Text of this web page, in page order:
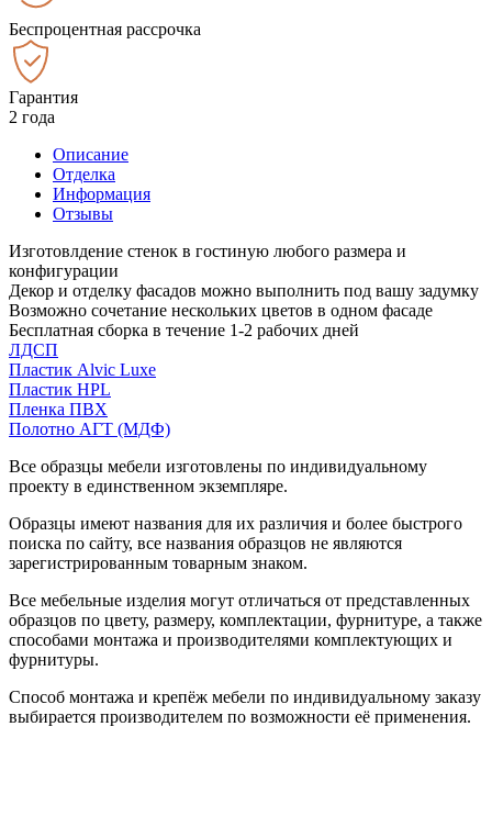
Беспроцентная рассрочка
Гарантия
2 года
Описание
Отделка
Информация
Отзывы
Изготовлдение стенок в гостиную любого размера и
конфигурации
Декор и отделку фасадов можно выполнить под вашу задумку
Возможно сочетание нескольких цветов в одном фасаде
Бесплатная сборка в течение 1-2 рабочих дней
ЛДСП
Пластик Alvic Luxe
Пластик HPL
Пленка ПВХ
Полотно АГТ (МДФ)
Все образцы мебели изготовлены по индивидуальному
проекту в единственном экземпляре.
Образцы имеют названия для их различия и более быстрого
поиска по сайту, все названия образцов не являются
зарегистрированным товарным знаком.
Все мебельные изделия могут отличаться от представленных
образцов по цвету, размеру, комплектации, фурнитуре, а также
способами монтажа и производителями комплектующих и
фурнитуры.
Способ монтажа и крепёж мебели по индивидуальному заказу
выбирается производителем по возможности её применения.